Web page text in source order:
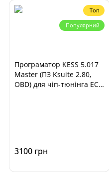
Топ
Популярний
Програматор KESS 5.017
Master (ПЗ Ksuite 2.80,
OBD) для чіп-тюнінга ECU
3100 грн